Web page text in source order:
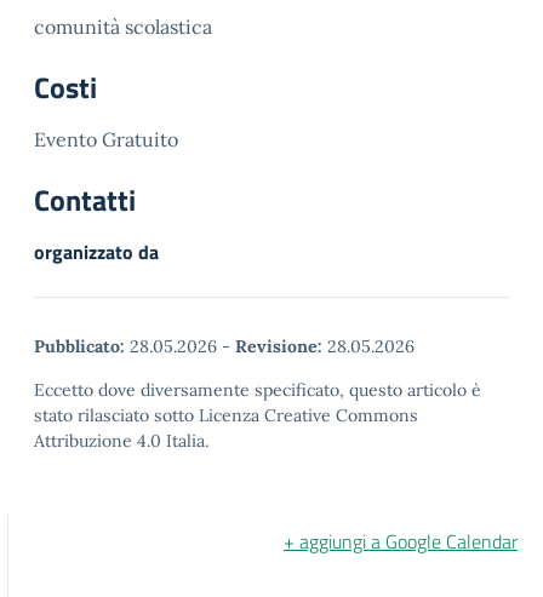
comunità scolastica
Costi
Evento Gratuito
Contatti
organizzato da
Pubblicato: 28.05.2026 - Revisione: 28.05.2026
Eccetto dove diversamente specificato, questo articolo è
stato rilasciato sotto Licenza Creative Commons
Attribuzione 4.0 Italia.
+ aggiungi a Google Calendar